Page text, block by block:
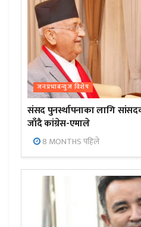
जनप्रभाबन्युज विशेष
संसद पुनर्स्थापनाका लागि
जाँदै कांग्रेस-एमाले
8 MONTHS पहिले